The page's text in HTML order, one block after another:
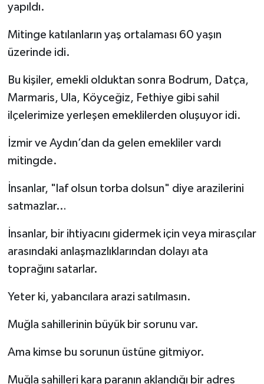
yapıldı.
Mitinge katılanların yaş ortalaması 60 yaşın
üzerinde idi.
Bu kişiler, emekli olduktan sonra Bodrum, Datça,
Marmaris, Ula, Köyceğiz, Fethiye gibi sahil
ilçelerimize yerleşen emeklilerden oluşuyor idi.
İzmir ve Aydın’dan da gelen emekliler vardı
mitingde.
İnsanlar, "laf olsun torba dolsun" diye arazilerini
satmazlar…
İnsanlar, bir ihtiyacını gidermek için veya mirasçılar
arasındaki anlaşmazlıklarından dolayı ata
toprağını satarlar.
Yeter ki, yabancılara arazi satılmasın.
Muğla sahillerinin büyük bir sorunu var.
Ama kimse bu sorunun üstüne gitmiyor.
Muğla sahilleri kara paranın aklandığı bir adres